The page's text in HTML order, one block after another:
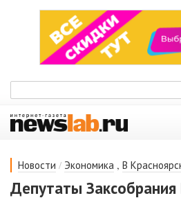
Новости / Экономика , В
Депутаты Заксобрания